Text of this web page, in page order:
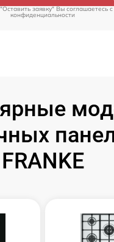
заявку" Вы соглашаетесь c
конфиденциальности
FRANKE